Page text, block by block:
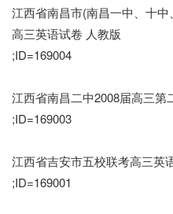
江西省南昌市(南昌一中、十
高三英语试卷 人教版
;ID=169004
江西省南昌二中2008届高三第
;ID=169003
江西省吉安市五校联考高三英
;ID=169001